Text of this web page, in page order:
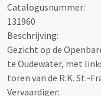
Catalogusnummer:
131960
Beschrijving:
Gezicht op de
te Oudewater, met
toren van de R.K. St.-
Vervaardiger: